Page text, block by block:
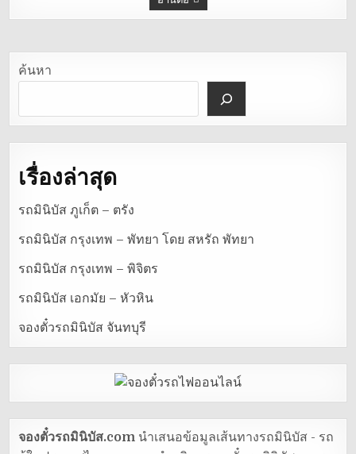
ค้นหา
เรื่องล่าสุด
รถมินิบัส ภูเก็ต – ตรัง
รถมินิบัส กรุงเทพ – พัทยา โดย สหรัถ พัทยา
รถมินิบัส กรุงเทพ – พิจิตร
รถมินิบัส เอกมัย – หัวหิน
จองตั๋วรถมินิบัส จันทบุรี
จองตั๋วรถมินิบัส.com นำเสนอข้อมูลเส้นทางรถมินิบัส - รถ